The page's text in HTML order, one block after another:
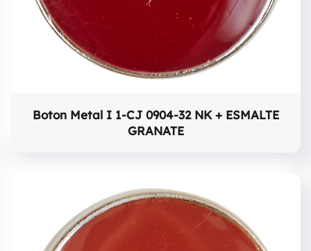
Boton Metal I 1-CJ 0904-32 NK + ESMALTE
GRANATE